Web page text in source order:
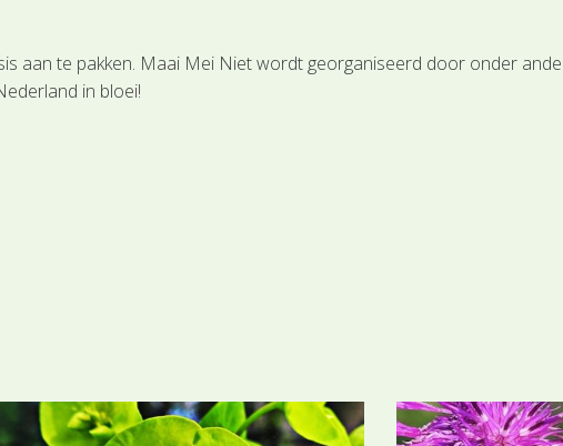
aan te pakken. Maai Mei Niet wordt georganiseerd door onder
in bloei!